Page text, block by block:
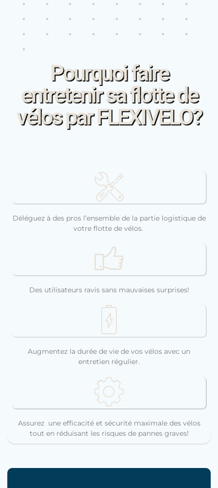
Pourquoi faire
entretenir sa flotte de
vélos par FLEXIVELO?
Déléguez à des pros l’ensemble de la partie logistique de
votre flotte de vélos.
Des utilisateurs ravis sans mauvaises surprises!
Augmentez la durée de vie de vos vélos avec un
entretien régulier.
Assurez une efficacité et sécurité maximale des vélos
tout en réduisant les risques de pannes graves!